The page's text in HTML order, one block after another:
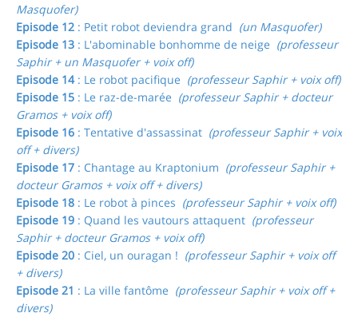
Masquofer)
Episode 12 : Petit robot deviendra grand (un Masquofer)
Episode 13 : L'abominable bonhomme de neige (professeur
Saphir + un Masquofer + voix off)
Episode 14: Le robot pacifique (professeur Saphir + voix off)
Episode 15 : Le raz-de-marée (professeur Saphir + docteur
Gramos + voix off)
Episode 16 : Tentative d'assassinat (professeur Saphir + voix
off + divers)
Episode 17 : Chantage au Kraptonium (professeur Saphir +
docteur Gramos + voix off + divers)
Episode 18 : Le robot à pinces (professeur Saphir + voix off)
Episode 19 : Quand les vautours attaquent (professeur
Saphir + docteur Gramos + voix off)
Episode 20 : Ciel, un ouragan ! (professeur Saphir + voix off
+ divers)
Episode 21 : La ville fantôme (professeur Saphir + voix off +
divers)